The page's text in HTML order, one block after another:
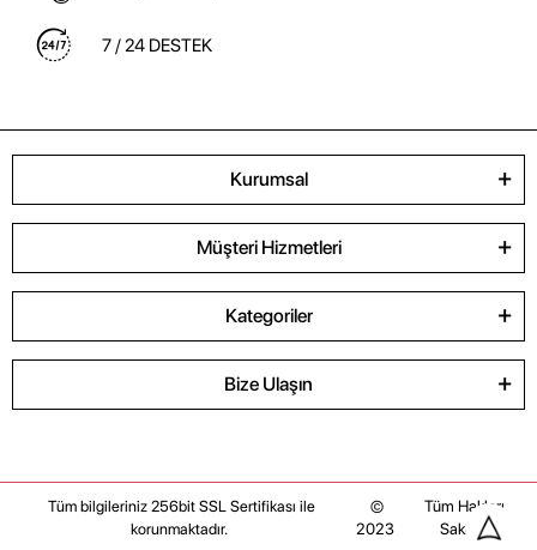
7 / 24 DESTEK
Kurumsal
Müşteri Hizmetleri
Kategoriler
Bize Ulaşın
Tüm bilgileriniz 256bit SSL Sertifikası ile
korunmaktadır.
©
2023
Tüm Hakları
Saklıdır